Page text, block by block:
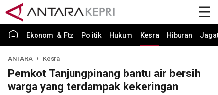
Ekonomi & Ftz Politik Hukum Kesra Hiburan Jagat
ANTARA Kesra
Pemkot Tanjungpinang bantu air bersih
warga yang terdampak kekeringan